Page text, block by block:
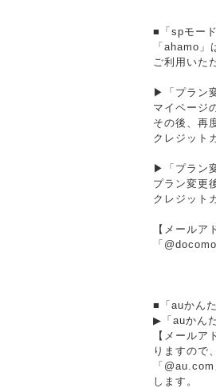
■「spモー
「ahamo
ご利用いた
▶「プラン
マイページ
その後、再
クレジット
▶「プラン
プラン変更
クレジット
【メール
「
■「auかん
▶「auかん
【メール
りますので、
「
します。